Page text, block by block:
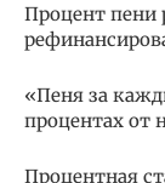
Процент пени
«Пеня за
процентах от
Процентная